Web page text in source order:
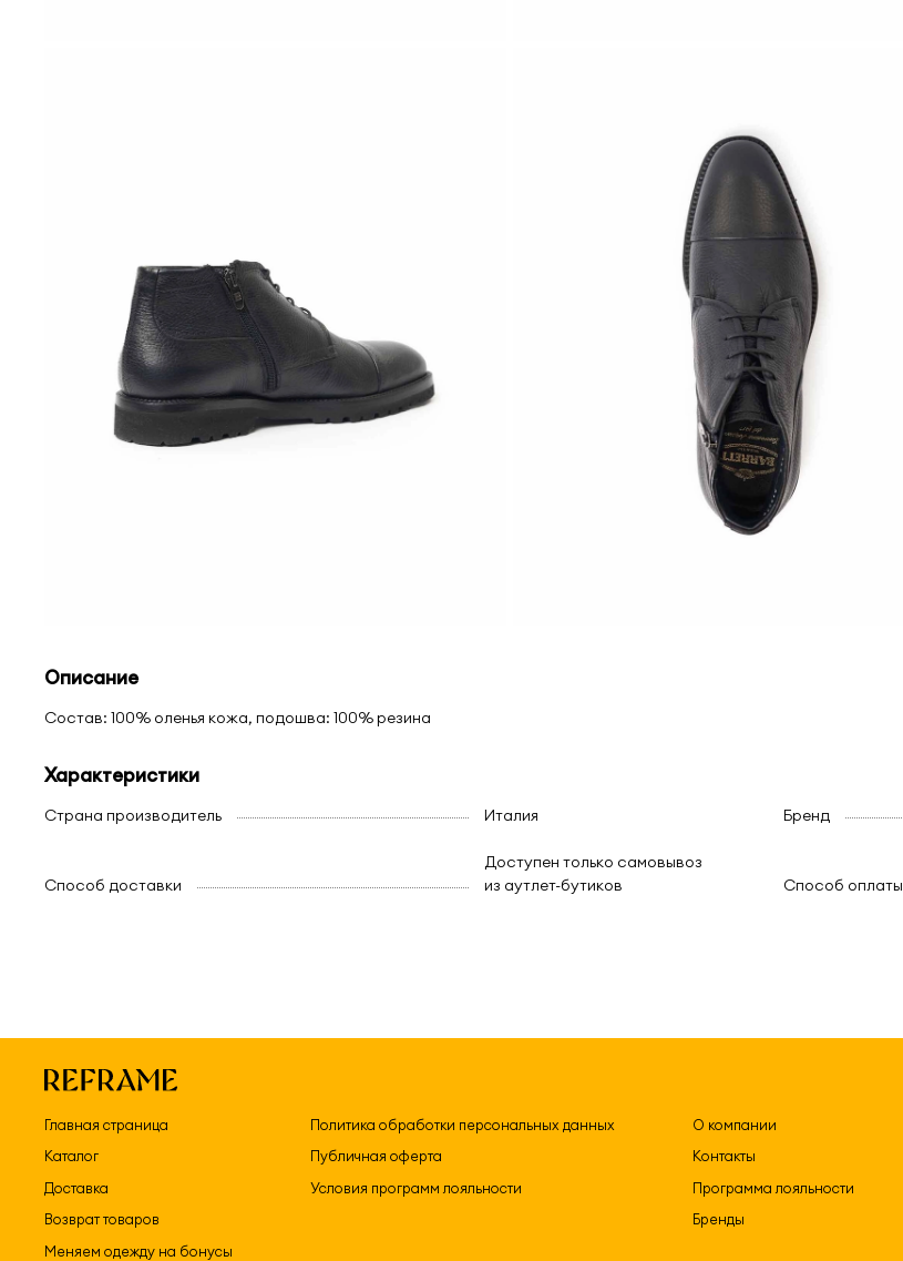
Описание
Состав: 100% оленья кожа, подошва: 100% резина
Характеристики
Страна производитель Италия Бренд
Способ доставки
Доступен только самовывоз
из аутлет-бутиков
Способ оплаты
Главная страница
Каталог
Доставка
Возврат товаров
Меняем одежду на бонусы
Политика обработки персональных данных
Публичная оферта
Условия программ лояльности
О компании
Контакты
Программа лояльности
Бренды